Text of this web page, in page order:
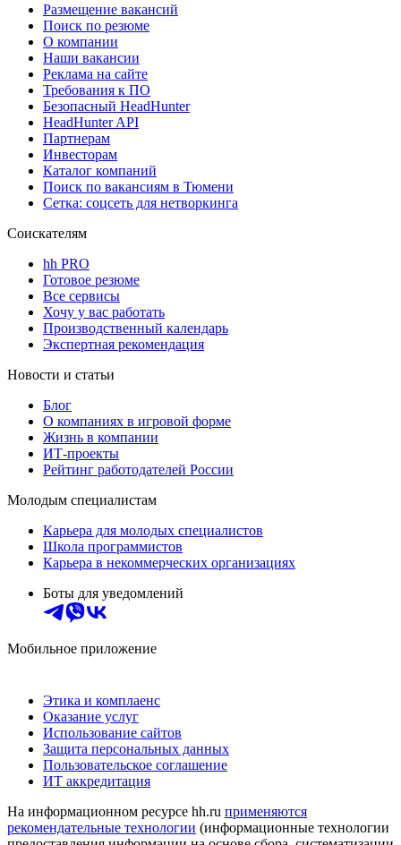
Размещение вакансий
Поиск по резюме
О компании
Наши вакансии
Реклама на сайте
Требования к ПО
Безопасный HeadHunter
HeadHunter API
Партнерам
Инвесторам
Каталог компаний
Поиск по вакансиям в Тюмени
Сетка: соцсеть для нетворкинга
Соискателям
hh PRO
Готовое резюме
Все сервисы
Хочу у вас работать
Производственный календарь
Экспертная рекомендация
Новости и статьи
Блог
О компаниях в игровой форме
Жизнь в компании
ИТ-проекты
Рейтинг работодателей России
Молодым специалистам
Карьера для молодых специалистов
Школа программистов
Карьера в некоммерческих организациях
Боты для уведомлений
Мобильное приложение
Этика и комплаенс
Оказание услуг
Использование сайтов
Защита персональных данных
Пользовательское соглашение
ИТ аккредитация
На информационном ресурсе hh.ru применяются
рекомендательные технологии (информационные технологии